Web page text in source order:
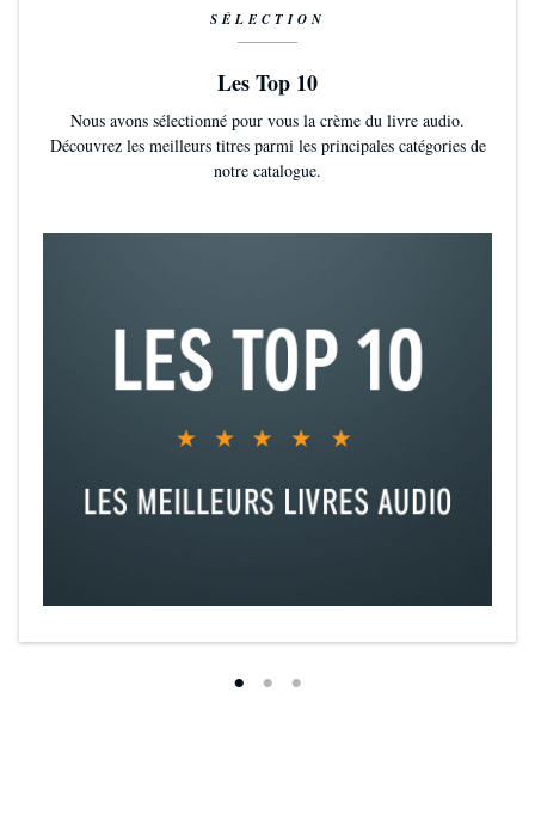
SÉLECTION
Les Top 10
Nous avons sélectionné pour vous la crème du livre audio.
Découvrez les meilleurs titres parmi les principales catégories de
notre catalogue.